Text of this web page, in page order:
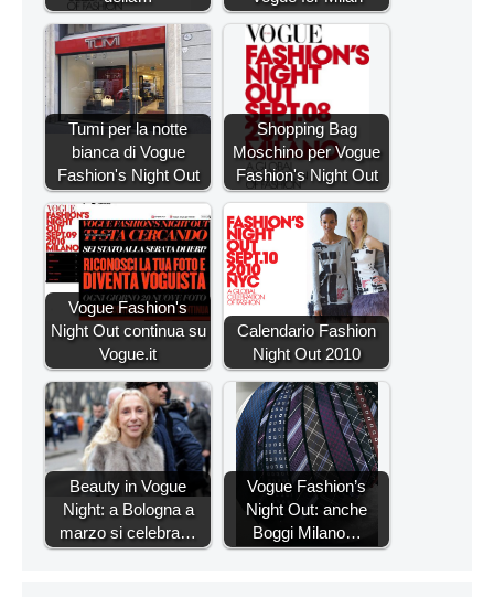
Tumi per la notte
bianca di Vogue
Fashion's Night Out
Shopping Bag
Moschino per Vogue
Fashion's Night Out
Vogue Fashion's
Night Out continua su
Vogue.it
Calendario Fashion
Night Out 2010
Beauty in Vogue
Night: a Bologna a
marzo si celebra…
Vogue Fashion’s
Night Out: anche
Boggi Milano…